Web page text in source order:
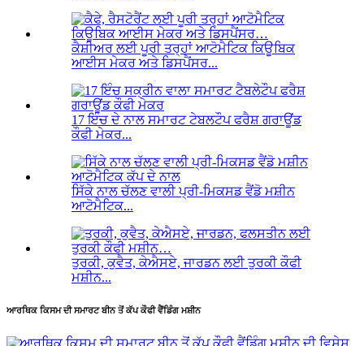
ਕੈਸ਼ੀਅਰ ਲਈ ਪੂਰੀ ਤਰ੍ਹਾਂ ਆਟੋਮੈਟਿਕ ਕਿਊਬਿਕ
ਆਈਸ ਮੇਕਰ ਅਤੇ ਡਿਸਪੈਂਸਰ...
17 ਇੰਚ ਦੇ ਨਾਲ ਸਮਾਰਟ ਟੇਬਲਟੌਪ ਫਰੈਸ਼ ਗਰਾਊਂਡ
ਕੌਫੀ ਮੇਕਰ...
ਸਿੱਕੇ ਨਾਲ ਚੱਲਣ ਵਾਲੀ ਪ੍ਰੀ-ਮਿਕਸਡ ਵੈਂਡੋ ਮਸ਼ੀਨ
ਆਟੋਮੈਟਿਕ...
ਤੁਰਕੀ, ਕੁਵੈਤ, ਕੇਐਸਏ, ਜਾਰਡਨ ਲਈ ਤੁਰਕੀ ਕੌਫੀ
ਮਸ਼ੀਨ...
ਆਰਥਿਕ ਕਿਸਮ ਦੀ ਸਮਾਰਟ ਬੀਨ ਤੋਂ ਕੱਪ ਕੌਫੀ ਵੈਂਡਿੰਗ ਮਸ਼ੀਨ